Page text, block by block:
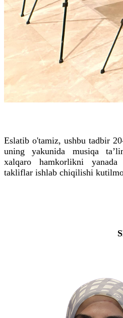
Eslatib o'tamiz, ushbu tadbir
uning yakunida musiqa
xalqaro hamkorlikni yanada
takliflar ishlab chiqilishi
Shaxrizoda